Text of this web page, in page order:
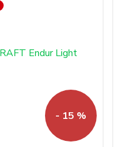
- 15 %